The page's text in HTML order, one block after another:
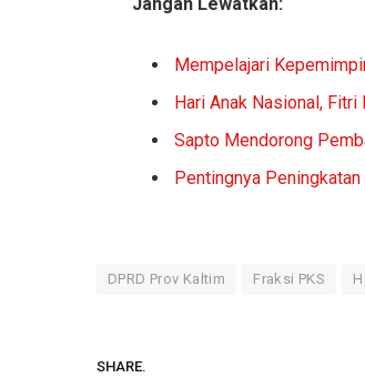
Mempelajari
Hari Anak Nasional,
Sapto Mendorong
Pentingnya
DPRD Prov Kaltim Fraksi PKS
SHARE.